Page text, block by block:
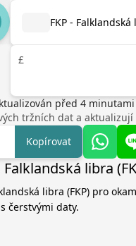
FKP - Falklandská
£
před 4 minutami
tržních dat a
Kopírovat
libra
libra (FKP) pro
čerstvými daty.